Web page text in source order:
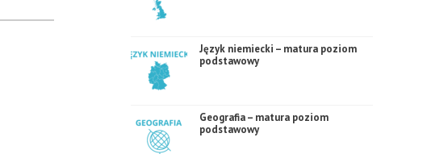
Język niemiecki – matura poziom
podstawowy
Geografia – matura poziom
podstawowy